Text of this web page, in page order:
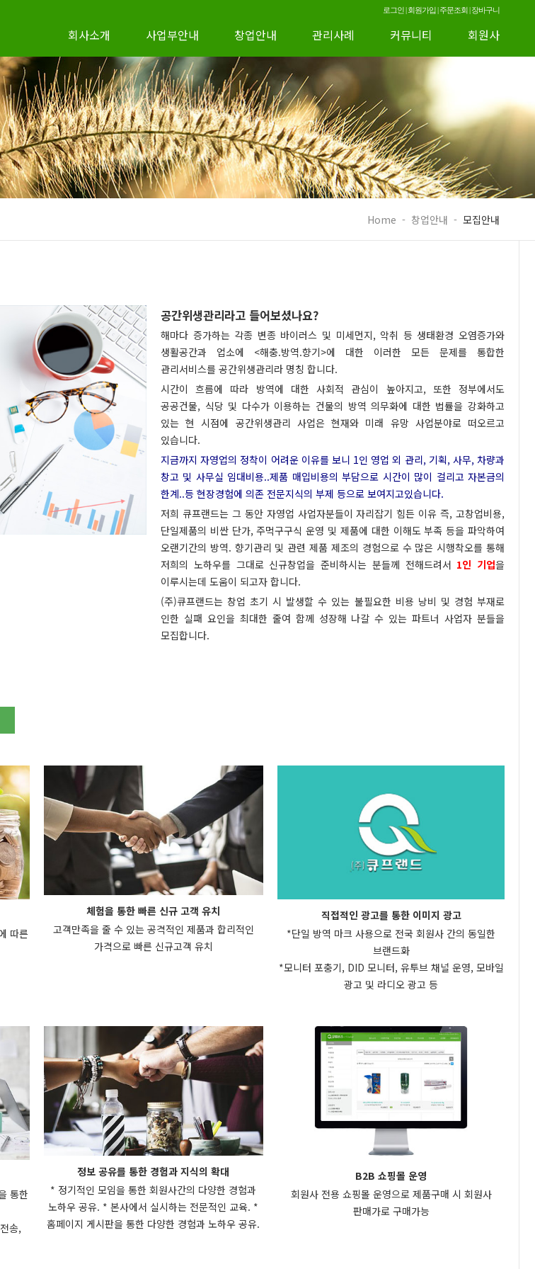
로그인|회원가입|주문조회|장바구니
회사소개 사업부안내 창업안내 관리사례 커뮤니티 회원사
Home - 창업안내 - 모집안내
공간위생관리라고 들어보셨나요?
해마다 증가하는 각종 변종 바이러스 및 미세먼지, 악취 등 생태환경 오염증가와
생활공간과 업소에 <해충.방역.향기>에 대한 이러한 모든 문제를 통합한
관리서비스를 공간위생관리라 명칭 합니다.
시간이 흐름에 따라 방역에 대한 사회적 관심이 높아지고, 또한 정부에서도
공공건물, 식당 및 다수가 이용하는 건물의 방역 의무화에 대한 법률을 강화하고
있는 현 시점에 공간위생관리 사업은 현재와 미래 유망 사업분야로 떠오르고
있습니다.
지금까지 자영업의 정착이 어려운 이유를 보니 1인 영업 외 관리, 기획, 사무, 차량과
창고 및 사무실 임대비용..제품 매입비용의 부담으로 시간이 많이 걸리고 자본금의
한계..등 현장경험에 의존 전문지식의 부제 등으로 보여지고있습니다.
저희 큐프랜드는 그 동안 자영업 사업자분들이 자리잡기 힘든 이유 즉, 고창업비용,
단일제품의 비싼 단가, 주먹구구식 운영 및 제품에 대한 이해도 부족 등을 파악하여
오랜기간의 방역. 향기관리 및 관련 제품 제조의 경험으로 수 많은 시행착오를 통해
저희의 노하우를 그대로 신규창업을 준비하시는 분들께 전해드려서 1인 기업을
이루시는데 도움이 되고자 합니다.
(주)큐프랜드는 창업 초기 시 발생할 수 있는 불필요한 비용 낭비 및 경험 부재로
인한 실패 요인을 최대한 줄여 함께 성장해 나갈 수 있는 파트너 사업자 분들을
모집합니다.
따른
체험을 통한 빠른 신규 고객 유치
고객만족을 줄 수 있는 공격적인 제품과 합리적인
가격으로 빠른 신규고객 유치
직접적인 광고를 통한 이미지 광고
*단일 방역 마크 사용으로 전국 회원사 간의 동일한
브랜드화
*모니터 포충기, DID 모니터, 유투브 채널 운영, 모바일
광고 및 라디오 광고 등
통한
송,
정보 공유를 통한 경험과 지식의 확대
* 정기적인 모임을 통한 회원사간의 다양한 경험과
노하우 공유. * 본사에서 실시하는 전문적인 교육. *
홈페이지 게시판을 통한 다양한 경험과 노하우 공유.
B2B 쇼핑몰 운영
회원사 전용 쇼핑몰 운영으로 제품구매 시 회원사
판매가로 구매가능